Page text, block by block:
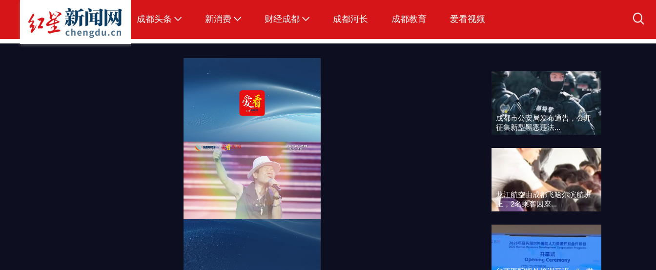
成都头条
原创
新消费
生活
财经成都 成都河长 成都教育 爱看视频
成都市公安局发布通告，公开
征集新型黑恶违法...
龙江航空由成都飞哈尔滨航班
上，2名乘客因座...